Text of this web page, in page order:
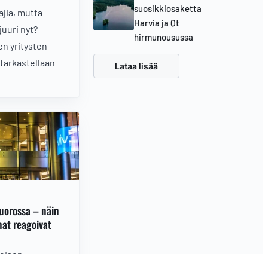
mutta
nyt?
yritysten
– näin
reagoivat
suosikkiosaketta
Harvia ja Qt
hirmunousussa
Lataa lisää